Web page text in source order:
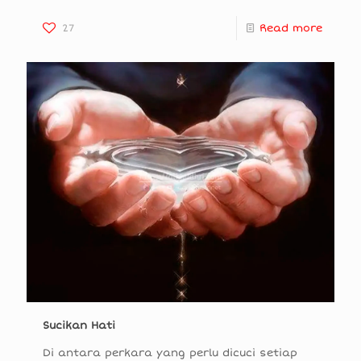
27 Read more
Sucikan Hati
Di antara perkara yang perlu dicuci setiap